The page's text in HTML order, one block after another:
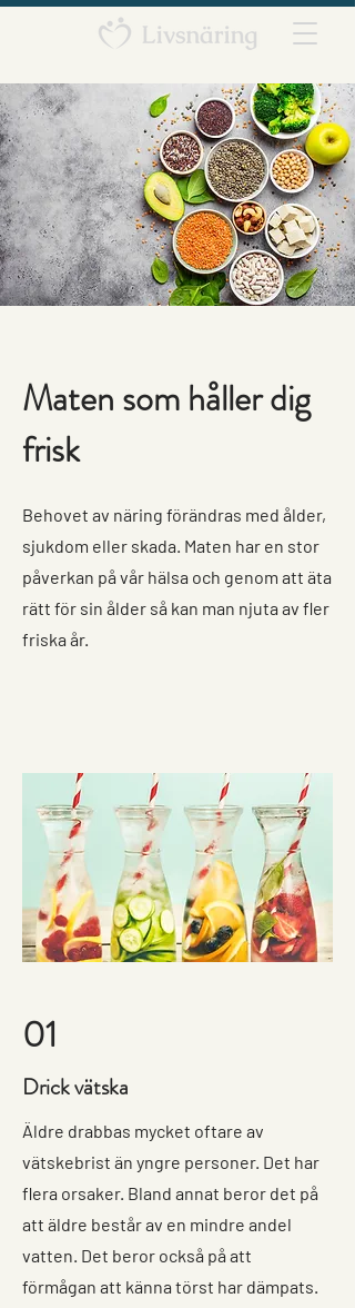
Maten som håller dig
frisk
Behovet av näring förändras med ålder,
sjukdom eller skada. Maten har en stor
påverkan på vår hälsa och genom att äta
rätt för sin ålder så kan man njuta av fler
friska år.
01
Drick vätska
Äldre drabbas mycket oftare av
vätskebrist än yngre personer. Det har
flera orsaker. Bland annat beror det på
att äldre består av en mindre andel
vatten. Det beror också på att
förmågan att känna törst har dämpats.